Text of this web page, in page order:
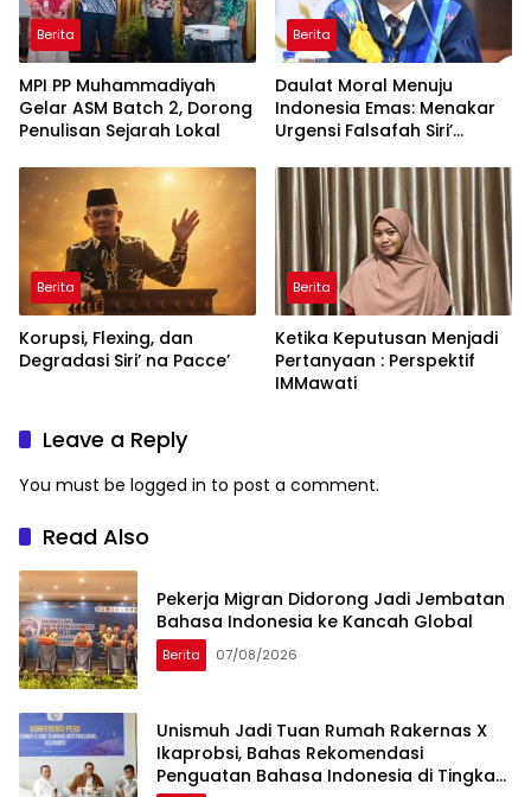
Berita
MPI PP Muhammadiyah
Gelar ASM Batch 2, Dorong
Penulisan Sejarah Lokal
Berita
Daulat Moral Menuju
Indonesia Emas: Menakar
Urgensi Falsafah Siri’
Ancaman Kleptokrasi
Berita
Korupsi, Flexing, dan
Degradasi Siri’ na Pacce’
Berita
Ketika Keputusan Menjadi
Pertanyaan : Perspektif
IMMawati
Leave a Reply
You must be logged in to post a comment.
Read Also
Pekerja Migran Didorong Jadi Jembatan
Bahasa Indonesia ke Kancah Global
Berita 07/08/2026
Unismuh Jadi Tuan Rumah Rakernas X
Ikaprobsi, Bahas Rekomendasi
Penguatan Bahasa Indonesia di Tingkat